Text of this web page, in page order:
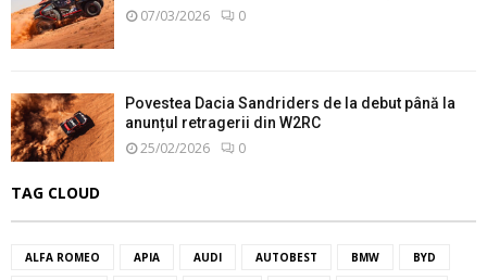
07/03/2026 0
Povestea Dacia Sandriders de la debut până la
anunțul retragerii din W2RC
25/02/2026 0
TAG CLOUD
ALFA ROMEO APIA AUDI AUTOBEST BMW BYD